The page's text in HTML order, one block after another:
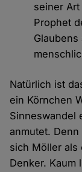
seiner
Prophet
Natürlich ist
ein Körnchen
Sinneswandel
anmutet.
sich Möller als
Denker. Kaum